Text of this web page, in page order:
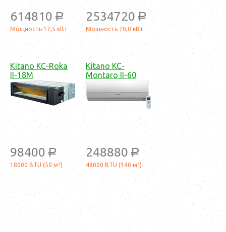
614810 a
Мощность 17,5 кВт
2534720 a
Мощность 70,0 кВт
Kitano KC-Roka
II-18M
98400 a
18000 BTU (50 м²)
Kitano KC-
Montaro II-60
248880 a
48000 BTU (140 м²)